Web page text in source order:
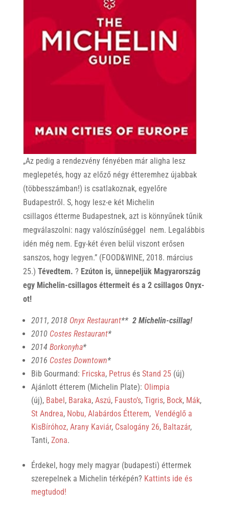
„Az pedig a rendezvény fényében már aligha lesz
meglepetés, hogy az előző négy étteremhez újabbak
(többesszámban!) is csatlakoznak, egyelőre
Budapestről. S, hogy lesz-e két Michelin
csillagos étterme Budapestnek, azt is könnyűnek tűnik
megválaszolni: nagy valószínűséggel nem. Legalábbis
idén még nem. Egy-két éven belül viszont erősen
sanszos, hogy legyen.” (FOOD&WINE, 2018. március
25.) Tévedtem. ? Ezúton is, ünnepeljük Magyarország
egy Michelin-csillagos éttermeit és a 2 csillagos Onyx-
ot!
2011, 2018 Onyx Restaurant** 2 Michelin-csillag!
2010 Costes Restaurant*
2014 Borkonyha*
2016 Costes Downtown*
Bib Gourmand: Fricska, Petrusés Stand 25(új)
Ajánlott étterem (Michelin Plate): Olimpia
(új), Babel, Baraka, Aszú, Fausto’s, Tigris, Bock, Mák,
St Andrea, Nobu, Alabárdos Étterem, Vendéglő a
KisBíróhoz, Arany Kaviár, Csalogány 26, Baltazár,
Tanti, Zona.
Érdekel, hogy mely magyar (budapesti) éttermek
szerepelnek a Michelin térképén? Kattints ide és
megtudod!